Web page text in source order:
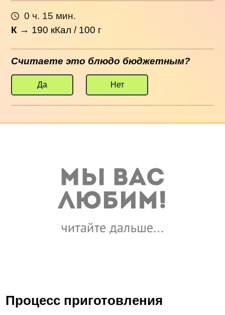
0 ч. 15 мин.
К → 190 кКал / 100 г
Считаете это блюдо бюджетным?
Да Нет
Процесс приготовления